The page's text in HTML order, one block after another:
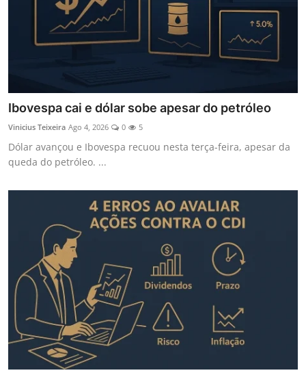
Ibovespa cai e dólar sobe apesar do petróleo
Vinicius Teixeira Ago 4, 2026 0 5
Dólar avançou e Ibovespa recuou nesta terça-feira, apesar da
queda do petróleo. ...